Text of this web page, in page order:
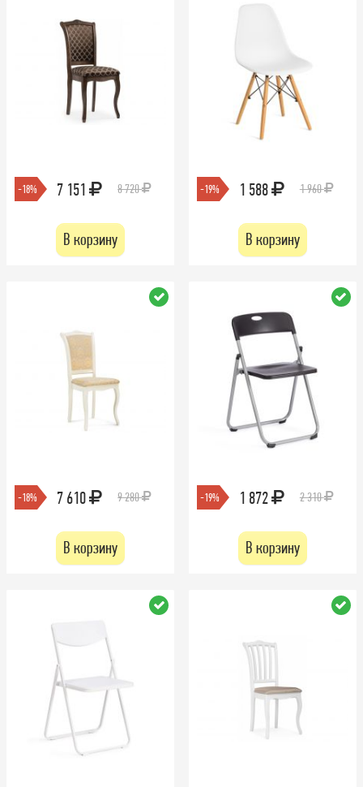
-18% 7 151 8 720
В корзину
-19% 1 588 1 960
В корзину
-18% 7 610 9 280
В корзину
-19% 1 872 2 310
В корзину